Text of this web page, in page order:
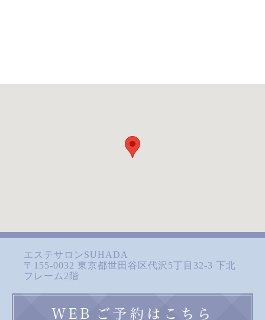
エステサロンSUHADA
〒155-0032 東京都世田谷区代沢5丁目32-3 下北
フレーム2階